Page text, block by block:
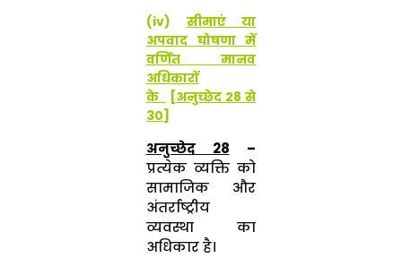
(iv) सीमाएं या
अपवाद घोषणा में
वर्णित मानव
अधिकारों
के
[अनुच्छेद 28से
30]
अनुच्छेद 28
–
प्रत्येक व्यक्ति को
सामाजिक और
अंतर्राष्ट्रीय
व्यवस्था का
अधिकार है।